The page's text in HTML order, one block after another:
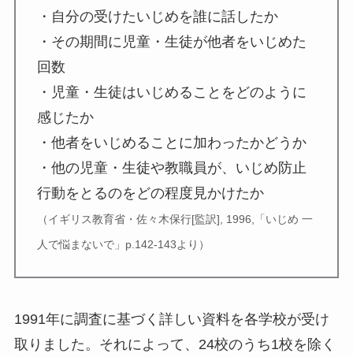
・自分の受けたいじめを誰に話したか
・その期間に児童・生徒が他者をいじめた
回数
・児童・生徒はいじめることをどのように
感じたか
・他者をいじめることに加わったかどうか
・他の児童・生徒や教職員が、いじめ防止
行動をとるのをどの程度見かけたか
（イギリス教育省・佐々木保行[監訳], 1996,「いじめ 一
人で悩まないで」p.142-143より）
1991年に調査に基づく詳しい資料を各学校が受け
取りました。それによって、24校のうち1校を除く